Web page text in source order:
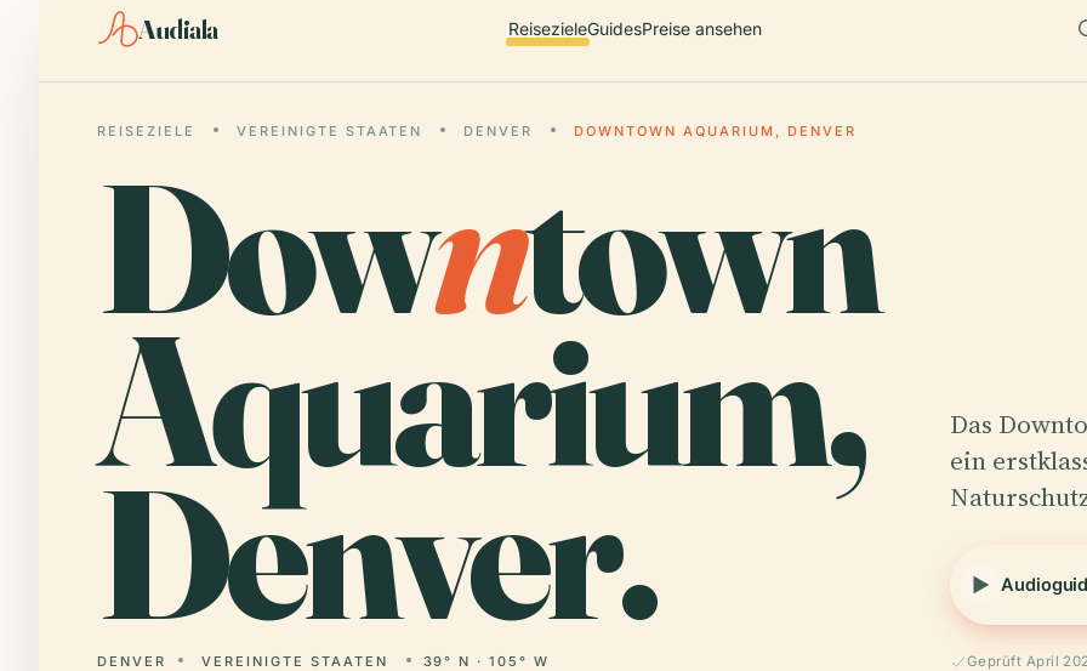
Audiala ReisezieleGuidesPreise ansehen
REISEZIELE VEREINIGTE STAATEN DENVER DOWNTOWN AQUARIUM, DENVER
Downtown
Aquarium,
Denver.
DENVER VEREINIGTE STAATEN 39° N · 105° W
Das
ein
Geprüft April